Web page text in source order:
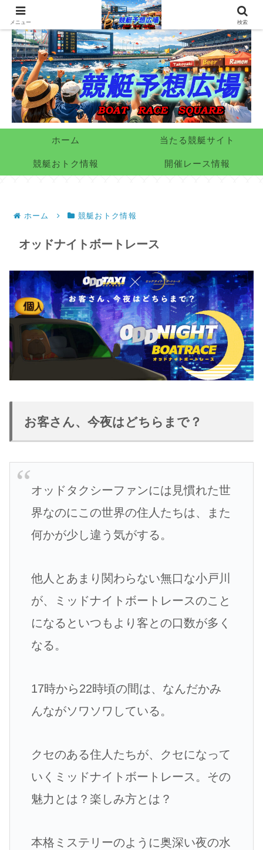
ホーム 当たる競艇サイト
競艇おトク情報 開催レース情報
ホーム 競艇おトク情報
オッドナイトボートレース
お客さん、今夜はどちらまで？
オッドタクシーファンには見慣れた世
界なのにこの世界の住人たちは、また
何かが少し違う気がする。
他人とあまり関わらない無口な小戸川
が、ミッドナイトボートレースのこと
になるといつもより客との口数が多く
なる。
17時から22時頃の間は、なんだかみ
んながソワソワしている。
クセのある住人たちが、クセになって
いくミッドナイトボートレース。その
魅力とは？楽しみ方とは？
本格ミステリーのように奥深い夜の水
メニュー 検索